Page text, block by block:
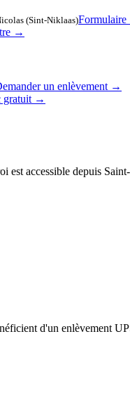
(Sint-Niklaas)
→
un enlèvement →
gratuit →
est accessible depuis
d'un enlèvement